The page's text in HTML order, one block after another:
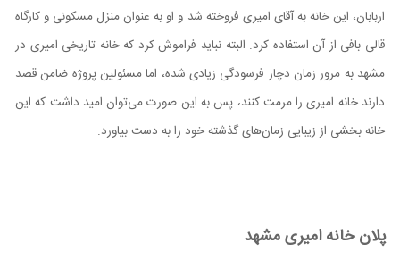
اربابان، این خانه به آقای امیری فروخته شد و او به عنوان منزل مسکونی و کارگاه
قالی بافی از آن استفاده کرد. البته نباید فراموش کرد که خانه تاریخی امیری در
مشهد به مرور زمان دچار فرسودگی زیادی شده، اما مسئولین پروژه ضامن قصد
دارند خانه امیری را مرمت کنند، پس به این صورت می‌توان امید داشت که این
خانه بخشی از زیبایی زمان‌‌های گذشته خود را به دست بیاورد.
پلان خانه‌ امیری مشهد